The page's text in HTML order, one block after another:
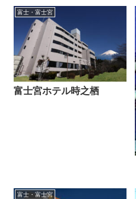
富士・富士宮
富士宮ホテル時之栖
富士・富士宮